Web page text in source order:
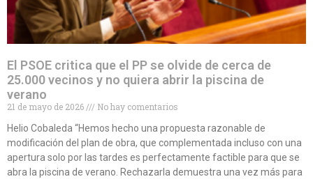
El PSOE critica que el PP se olvide de cerca de
25.000 vecinos y no quiera abrir la piscina de
verano
21 de mayo de 2026
No hay comentarios
Helio Cobaleda “Hemos hecho una propuesta razonable de
modificación del plan de obra, que complementada incluso con una
apertura solo por las tardes es perfectamente factible para que se
abra la piscina de verano. Rechazarla demuestra una vez más para